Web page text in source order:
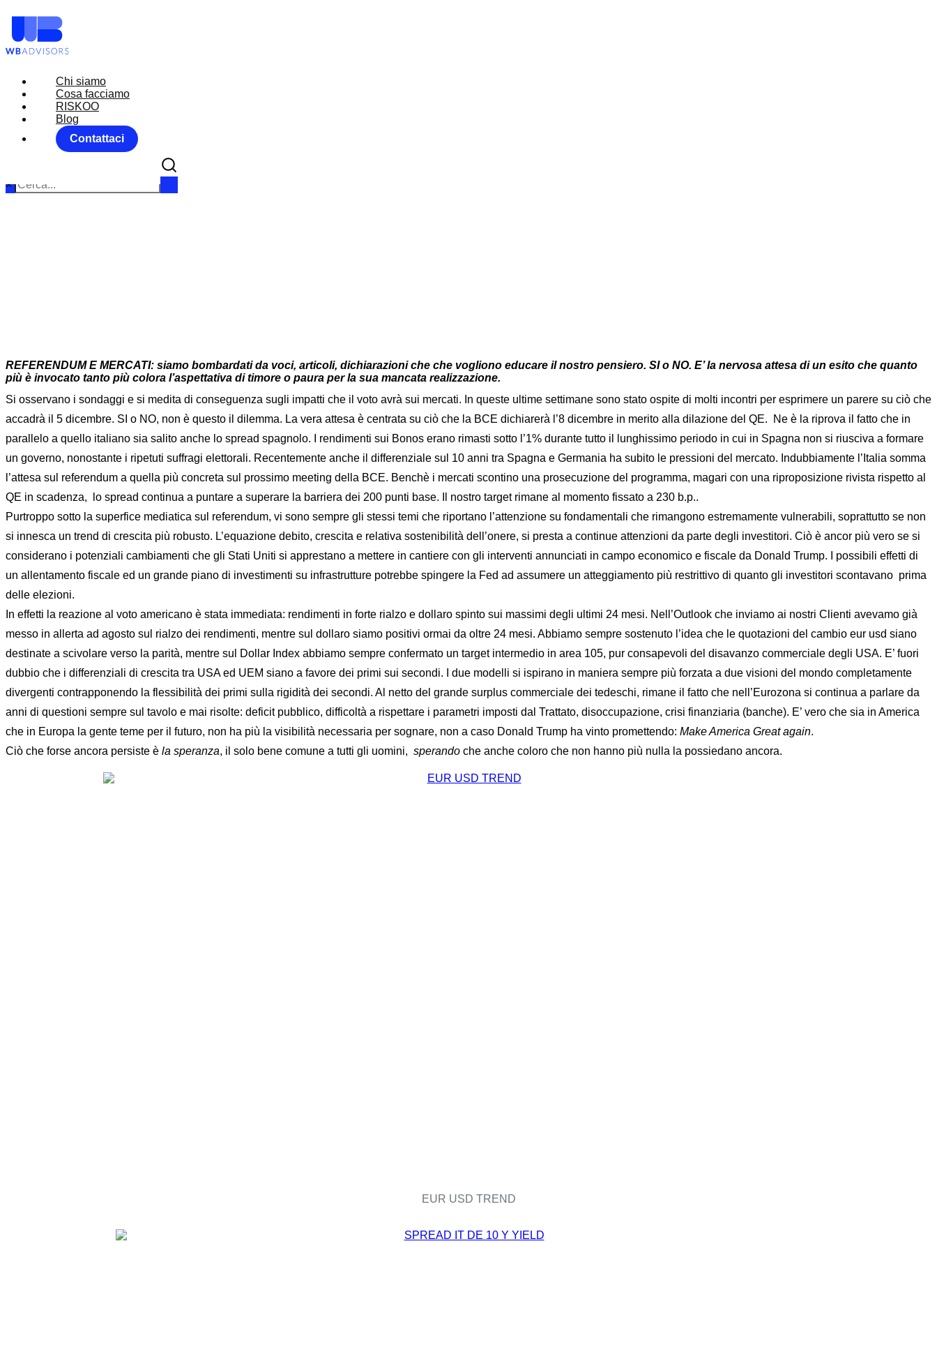
Chi siamo
Cosa facciamo
RISKOO
Blog
Contattaci
Chi siamo
Cosa facciamo
RISKOO
Blog
Contattaci
×
REFERENDUM E MERCATI: siamo bombardati da voci, articoli, dichiarazioni che che vogliono educare il nostro pensiero. SI o NO. E’ la nervosa attesa di un esito che quanto
più è invocato tanto più colora l’aspettativa di timore o paura per la sua mancata realizzazione.
Si osservano i sondaggi e si medita di conseguenza sugli impatti che il voto avrà sui mercati. In queste ultime settimane sono stato ospite di molti incontri per esprimere un parere su ciò che
accadrà il 5 dicembre. SI o NO, non è questo il dilemma. La vera attesa è centrata su ciò che la BCE dichiarerà l’8 dicembre in merito alla dilazione del QE. Ne è la riprova il fatto che in
parallelo a quello italiano sia salito anche lo spread spagnolo. I rendimenti sui Bonos erano rimasti sotto l’1% durante tutto il lunghissimo periodo in cui in Spagna non si riusciva a formare
un governo, nonostante i ripetuti suffragi elettorali. Recentemente anche il differenziale sul 10 anni tra Spagna e Germania ha subito le pressioni del mercato. Indubbiamente l’Italia somma
l’attesa sul referendum a quella più concreta sul prossimo meeting della BCE. Benchè i mercati scontino una prosecuzione del programma, magari con una riproposizione rivista rispetto al
QE in scadenza, lo spread continua a puntare a superare la barriera dei 200 punti base. Il nostro target rimane al momento fissato a 230 b.p..
Purtroppo sotto la superfice mediatica sul referendum, vi sono sempre gli stessi temi che riportano l’attenzione su fondamentali che rimangono estremamente vulnerabili, soprattutto se non
si innesca un trend di crescita più robusto. L’equazione debito, crescita e relativa sostenibilità dell’onere, si presta a continue attenzioni da parte degli investitori. Ciò è ancor più vero se si
considerano i potenziali cambiamenti che gli Stati Uniti si apprestano a mettere in cantiere con gli interventi annunciati in campo economico e fiscale da Donald Trump. I possibili effetti di
un allentamento fiscale ed un grande piano di investimenti su infrastrutture potrebbe spingere la Fed ad assumere un atteggiamento più restrittivo di quanto gli investitori scontavano prima
delle elezioni.
In effetti la reazione al voto americano è stata immediata: rendimenti in forte rialzo e dollaro spinto sui massimi degli ultimi 24 mesi. Nell’Outlook che inviamo ai nostri Clienti avevamo già
messo in allerta ad agosto sul rialzo dei rendimenti, mentre sul dollaro siamo positivi ormai da oltre 24 mesi. Abbiamo sempre sostenuto l’idea che le quotazioni del cambio eur usd siano
destinate a scivolare verso la parità, mentre sul Dollar Index abbiamo sempre confermato un target intermedio in area 105, pur consapevoli del disavanzo commerciale degli USA. E’ fuori
dubbio che i differenziali di crescita tra USA ed UEM siano a favore dei primi sui secondi. I due modelli si ispirano in maniera sempre più forzata a due visioni del mondo completamente
divergenti contrapponendo la flessibilità dei primi sulla rigidità dei secondi. Al netto del grande surplus commerciale dei tedeschi, rimane il fatto che nell’Eurozona si continua a parlare da
anni di questioni sempre sul tavolo e mai risolte: deficit pubblico, difficoltà a rispettare i parametri imposti dal Trattato, disoccupazione, crisi finanziaria (banche). E’ vero che sia in America
che in Europa la gente teme per il futuro, non ha più la visibilità necessaria per sognare, non a caso Donald Trump ha vinto promettendo: Make America Great again.
Ciò che forse ancora persiste è la speranza, il solo bene comune a tutti gli uomini, sperando che anche coloro che non hanno più nulla la possiedano ancora.
EUR USD TREND